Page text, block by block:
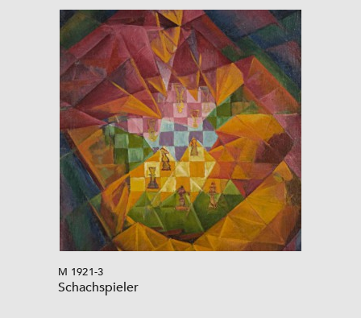
M 1921-3
Schachspieler